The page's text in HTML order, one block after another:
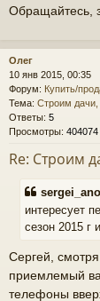
Обращайтесь,
Олег
10 янв 2015, 00:35
Форум: Купить/
Тема: Строим
Ответы: 5
Просмотры: 404074
Re: Строим
интересует
сезон 2015 г
Сергей,
приемлемый
телефоны